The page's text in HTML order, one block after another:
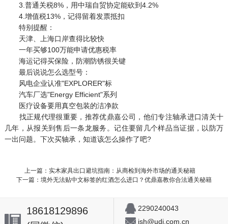
3.普通关税8%，用中瑞自贸协定能砍到4.2%
4.增值税13%，记得留着发票抵扣
特别提醒：
天津、上海口岸查得比较快
一年买够100万能申请优惠税率
海运记得买保险，防潮防锈很关键
最后说说怎么选型号：
风电企业认准"EXPLORER"标
汽车厂选"Energy Efficient"系列
医疗设备要用真空包装的洁净款
找正规代理很重要，推荐优鼎嘉公司，他们专注轴承进口清关十
几年，从报关到售后一条龙服务。记住要留几个样品当证据，以防万
一出问题。下次买轴承，知道该怎么操作了吧?
上一篇：实木家具出口避坑指南：从商检到海外市场的通关秘籍
下一篇：境外无法贴中文标签的红酒怎么进口？优鼎嘉教你合法通关秘籍
18618129896
2290240043
jsh@udj.com.cn